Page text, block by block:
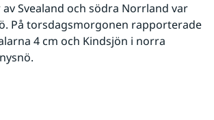
Svealand och södra Norrland var
På torsdagsmorgonen rapporterade
4 cm och Kindsjön i norra